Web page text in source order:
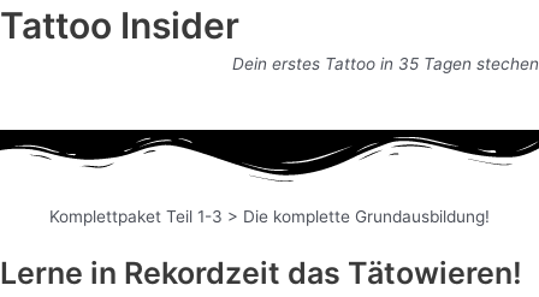
Tattoo Insider
Dein erstes Tattoo in 35 Tagen stechen
Komplettpaket Teil 1-3 > Die komplette Grundausbildung!
Lerne in Rekordzeit das Tätowieren!